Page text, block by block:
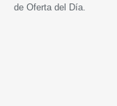
de Oferta del Día.